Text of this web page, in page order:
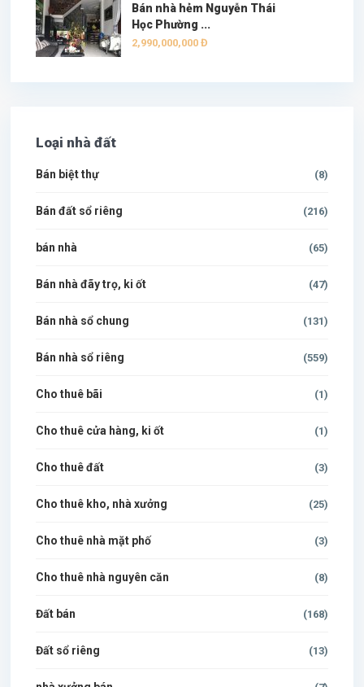
Bán nhà hẻm Nguyễn Thái
Học Phường ...
2,990,000,000 Đ
Loại nhà đất
Bán biệt thự (8)
Bán đất sổ riêng (216)
bán nhà (65)
Bán nhà đãy trọ, ki ốt (47)
Bán nhà sổ chung (131)
Bán nhà sổ riêng (559)
Cho thuê bãi (1)
Cho thuê cửa hàng, ki ốt (1)
Cho thuê đất (3)
Cho thuê kho, nhà xưởng (25)
Cho thuê nhà mặt phố (3)
Cho thuê nhà nguyên căn (8)
Đất bán (168)
Đất sổ riêng (13)